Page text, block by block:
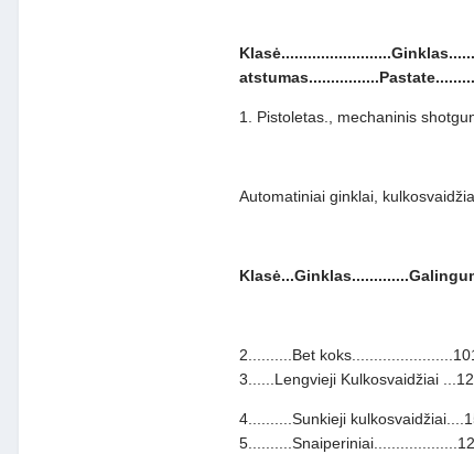
1. Pistoletas., mechaninis
Automatiniai ginklai,
2..........Bet
3......Lengvieji Kulkosvaidžiai
4..........Sunkieji